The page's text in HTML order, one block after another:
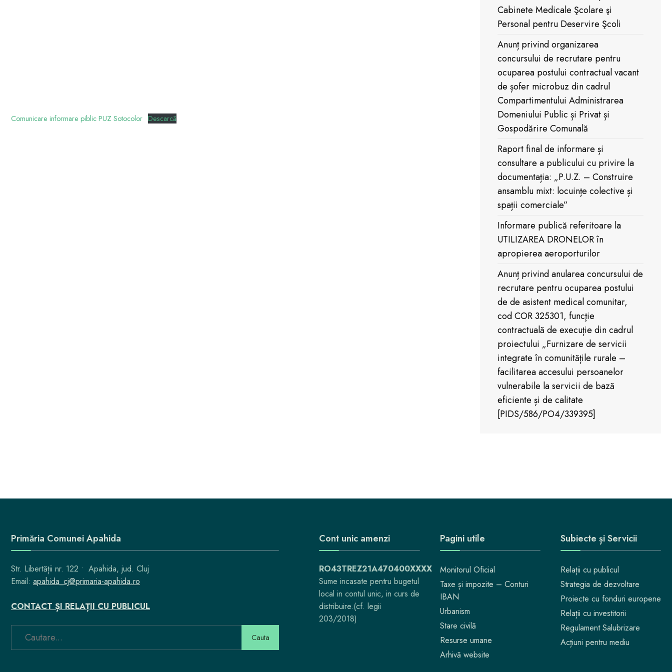
Comunicare informare piblic PUZ Sotocolor Descarcă
Cabinete Medicale Şcolare şi
Personal pentru Deservire Şcoli
Anunț privind organizarea
concursului de recrutare pentru
ocuparea postului contractual vacant
de șofer microbuz din cadrul
Compartimentului Administrarea
Domeniului Public și Privat și
Gospodărire Comunală
Raport final de informare și
consultare a publicului cu privire la
documentația: „P.U.Z. – Construire
ansamblu mixt: locuințe colective și
spații comerciale”
Informare publică referitoare la
UTILIZAREA DRONELOR în
apropierea aeroporturilor
Anunț privind anularea concursului de
recrutare pentru ocuparea postului
de de asistent medical comunitar,
cod COR 325301, funcţie
contractuală de execuție din cadrul
proiectului „Furnizare de servicii
integrate în comunitățile rurale –
facilitarea accesului persoanelor
vulnerabile la servicii de bază
eficiente și de calitate
[PIDS/586/PO4/339395]
Primăria Comunei Apahida
Str. Libertății nr. 122 • Apahida, jud. Cluj
Email: apahida_cj@primaria-apahida.ro
CONTACT ȘI RELAȚII CU PUBLICUL
Cauta
Cont unic amenzi
RO43TREZ21A470400XXXX
Sume incasate pentru bugetul
local in contul unic, in curs de
distribuire.(cf. legii
203/2018)
Pagini utile
Monitorul Oficial
Taxe și impozite – Conturi
IBAN
Urbanism
Stare civilă
Resurse umane
Arhivă website
Subiecte și Servicii
Relații cu publicul
Strategia de dezvoltare
Proiecte cu fonduri europene
Relații cu investitorii
Regulament Salubrizare
Acțiuni pentru mediu